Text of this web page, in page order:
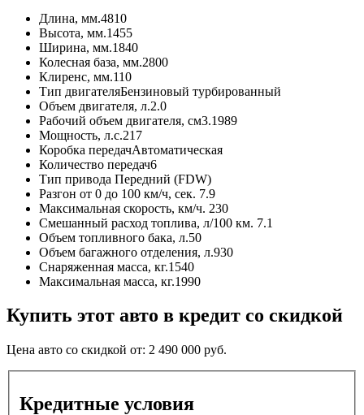
Длина, мм.4810
Высота, мм.1455
Ширина, мм.1840
Колесная база, мм.2800
Клиренс, мм.110
Тип двигателяБензиновый турбированный
Объем двигателя, л.2.0
Рабочий объем двигателя, см3.1989
Мощность, л.с.217
Коробка передачАвтоматическая
Количество передач6
Тип привода Передний (FDW)
Разгон от 0 до 100 км/ч, сек. 7.9
Максимальная скорость, км/ч. 230
Смешанный расход топлива, л/100 км. 7.1
Объем топливного бака, л.50
Объем багажного отделения, л.930
Снаряженная масса, кг.1540
Максимальная масса, кг.1990
Купить этот авто в кредит со скидкой
Цена авто со скидкой от: 2 490 000 руб.
Кредитные условия